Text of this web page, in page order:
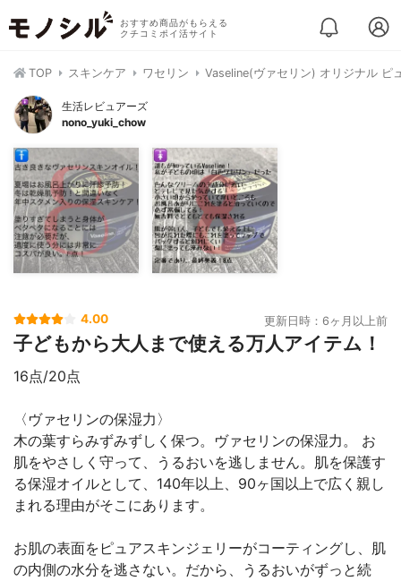
おすすめ商品がもらえる
クチコミポイ活サイト
TOP スキンケア ワセリン Vaseline(ヴァセリン) オリジナル ピ
生活レビュアーズ
nono_yuki_chow
4.00 更新日時：6ヶ月以上前
子どもから大人まで使える万人アイテム！
16点/20点
〈ヴァセリンの保湿力〉
木の葉すらみずみずしく保つ。ヴァセリンの保湿力。 お
肌をやさしく守って、うるおいを逃しません。肌を保護す
る保湿オイルとして、140年以上、90ヶ国以上で広く親し
まれる理由がそこにあります。
お肌の表面をピュアスキンジェリーがコーティングし、肌
の内側の水分を逃さない。だから、うるおいがずっと続